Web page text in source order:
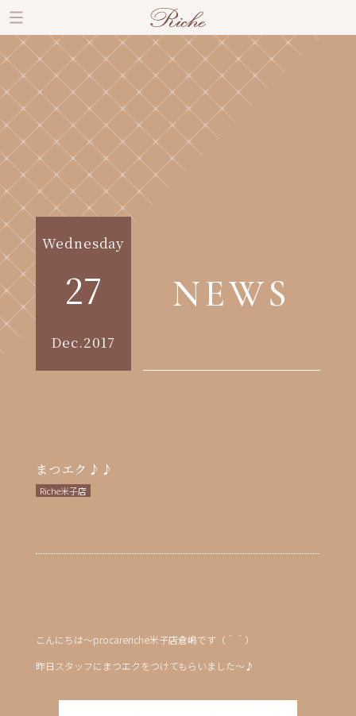
Wednesday
27
Dec.2017
NEWS
まつエク♪♪
Riche米子店
こんにちは～procareriche米子店倉嶋です（＾＾）
昨日スタッフにまつエクをつけてもらいました～♪